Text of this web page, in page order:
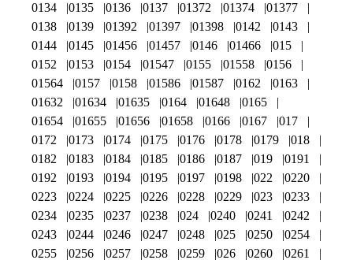
0134
0135 0136 0137 01372 01374
01377
0138
0139 01392 01397 01398 0142
0143
0144
0145 01456 01457 0146 01466
015
0152
0153 0154 01547 0155 01558
0156
01564
0157 0158 01586 01587 0162
0163
01632
01634 01635 0164 01648
0165
01654
01655 01656 01658 0166 0167
017
0172
0173 0174 0175 0176 0178 0179
018
0182
0183 0184 0185 0186 0187 019
0191
0192
0193 0194 0195 0197 0198 022
0220
0223
0224 0225 0226 0228 0229 023
0233
0234
0235 0237 0238 024 0240 0241
0242
0243
0244 0246 0247 0248 025 0250
0254
0255
0256 0257 0258 0259 026 0260 0261